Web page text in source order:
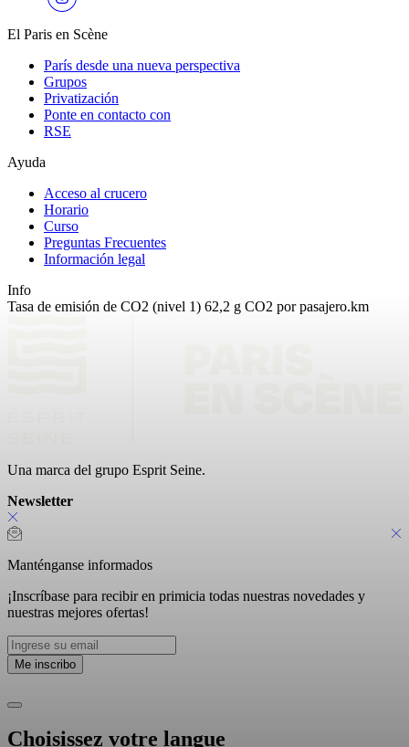
El Paris en Scène
París desde una nueva perspectiva
Grupos
Privatización
Ponte en contacto con
RSE
Ayuda
Acceso al crucero
Horario
Curso
Preguntas Frecuentes
Información legal
Info
Tasa de emisión de CO2 (nivel 1) 62,2 g CO2 por pasajero.km
Una marca del grupo Esprit Seine.
Newsletter
Manténganse informados
¡Inscríbase para recibir en primicia todas nuestras novedades y
nuestras mejores ofertas!
Choisissez votre langue